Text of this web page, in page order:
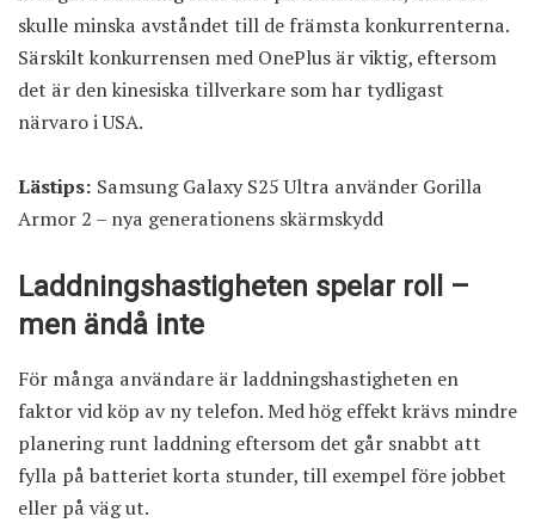
skulle minska avståndet till de främsta konkurrenterna.
Särskilt konkurrensen med OnePlus är viktig, eftersom
det är den kinesiska tillverkare som har tydligast
närvaro i USA.
Lästips: Samsung Galaxy S25 Ultra använder Gorilla
Armor 2 – nya generationens skärmskydd
Laddningshastigheten spelar roll –
men ändå inte
För många användare är laddningshastigheten en
faktor vid köp av ny telefon. Med hög effekt krävs mindre
planering runt laddning eftersom det går snabbt att
fylla på batteriet korta stunder, till exempel före jobbet
eller på väg ut.